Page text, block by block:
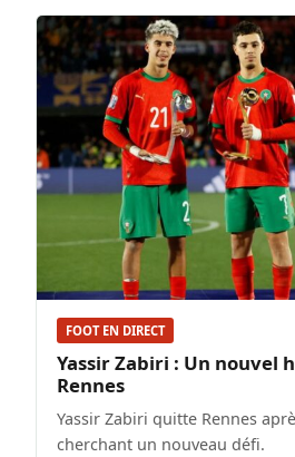
FOOT EN DIRECT
Yassir Zabiri : Un nouvel
Rennes
Yassir Zabiri quitte Rennes
cherchant un nouveau défi.